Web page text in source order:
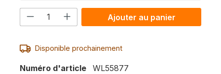
Quantité de produit : Entrez la
Ajouter au panier
Disponible prochainement
Numéro d'article WL55877